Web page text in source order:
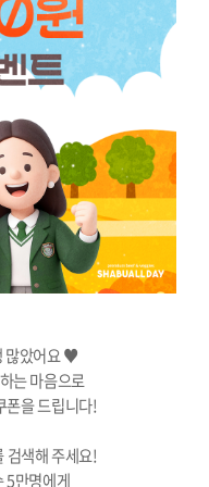
많았어요 ♥
는 마음으로
폰을 드립니다!
색해 주세요!
5만명에게